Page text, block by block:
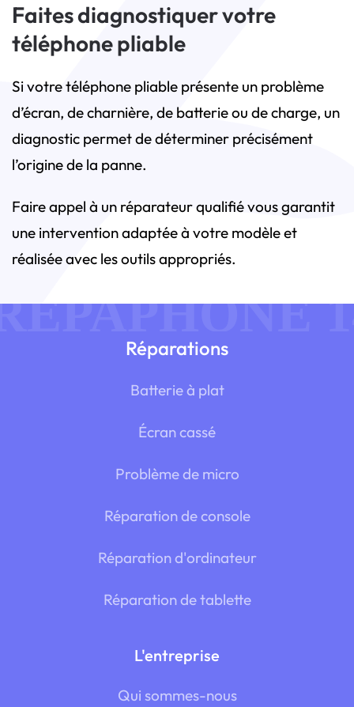
Faites diagnostiquer votre
téléphone pliable
Si votre téléphone pliable présente un problème
d’écran, de charnière, de batterie ou de charge, un
diagnostic permet de déterminer précisément
l’origine de la panne.
Faire appel à un réparateur qualifié vous garantit
une intervention adaptée à votre modèle et
réalisée avec les outils appropriés.
Réparations
Batterie à plat
Écran cassé
Problème de micro
Réparation de console
Réparation d'ordinateur
Réparation de tablette
L'entreprise
Qui sommes-nous